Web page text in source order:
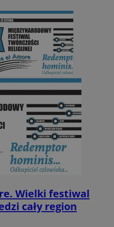
Wielki festiwal
cały region